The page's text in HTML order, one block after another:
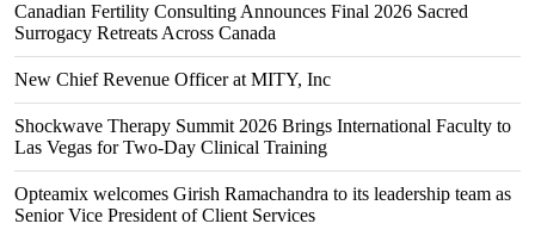
Canadian Fertility Consulting Announces Final 2026 Sacred
Surrogacy Retreats Across Canada
New Chief Revenue Officer at MITY, Inc
Shockwave Therapy Summit 2026 Brings International Faculty to
Las Vegas for Two-Day Clinical Training
Opteamix welcomes Girish Ramachandra to its leadership team as
Senior Vice President of Client Services